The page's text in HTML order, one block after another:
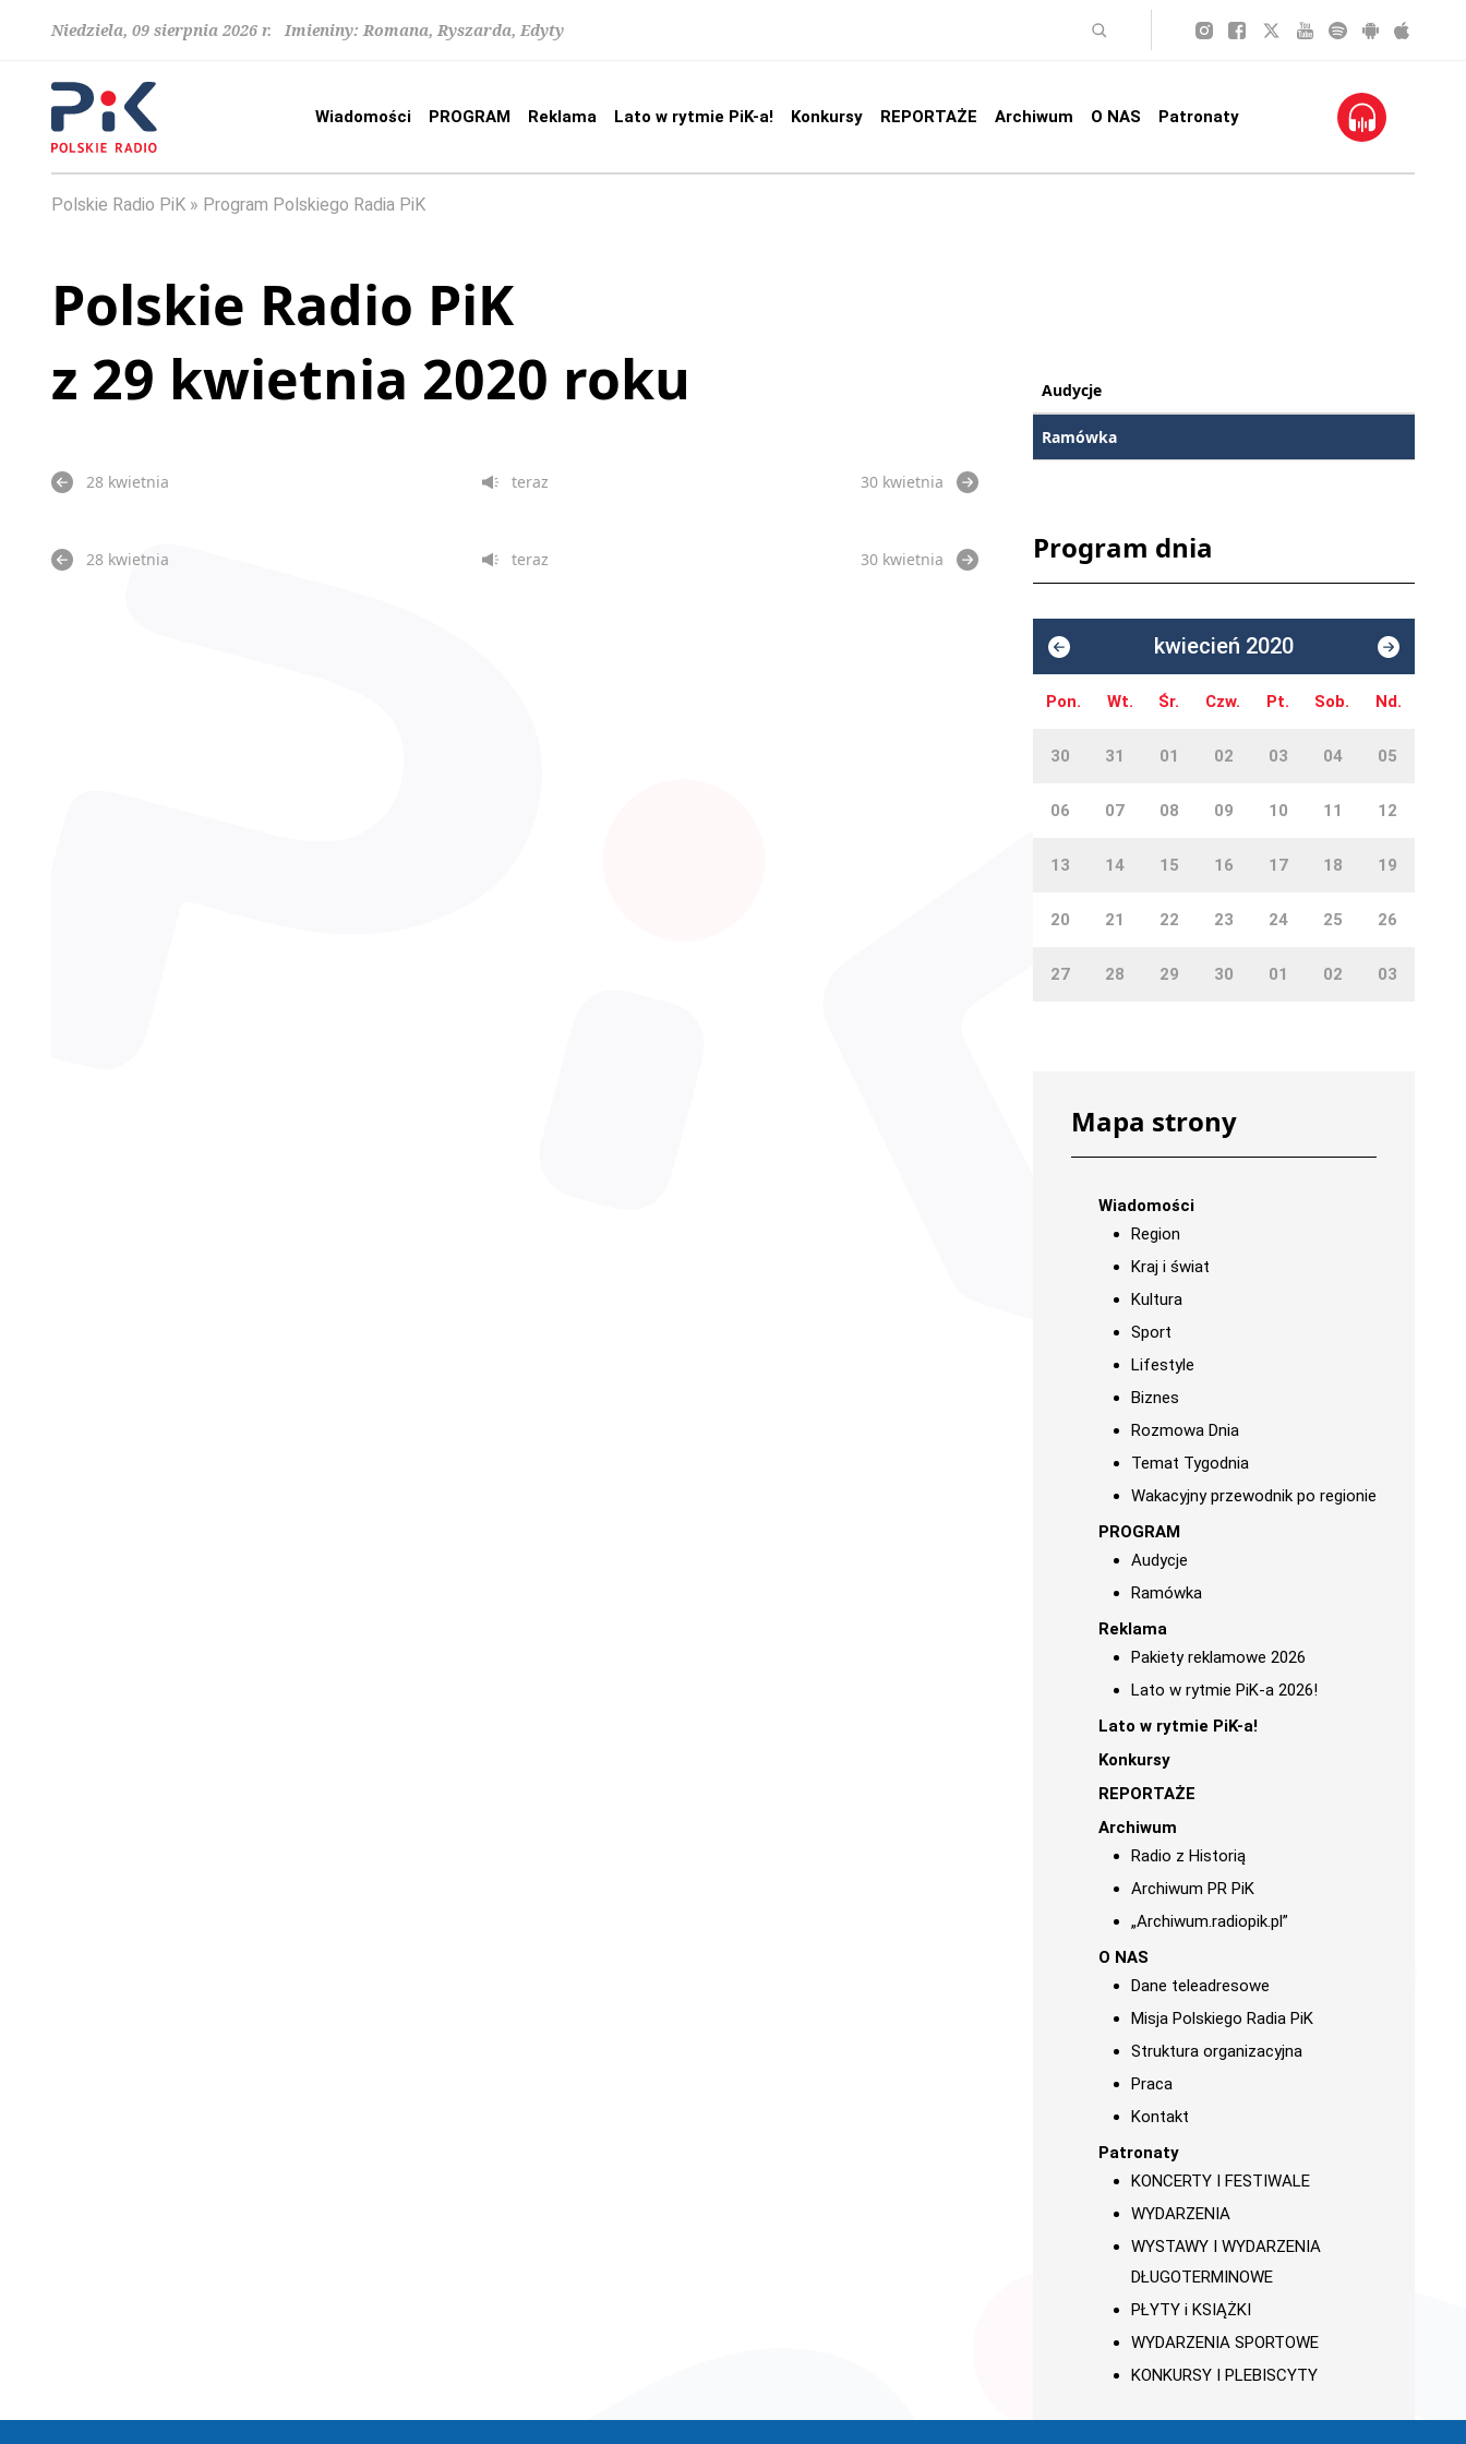
Niedziela, 09 sierpnia 2026 r. Imieniny: Romana, Ryszarda, Edyty
Wiadomości PROGRAM Reklama Lato w rytmie PiK-a! Konkursy REPORTAŻE Archiwum O NAS Patronaty
Polskie Radio PiK Program Polskiego Radia PiK
Polskie Radio PiK
z 29 kwietnia 2020 roku
28 kwietnia teraz 30 kwietnia
28 kwietnia teraz 30 kwietnia
Audycje
Ramówka
Program dnia
kwiecień 2020
Pon. Wt. Śr. Czw. Pt. Sob. Nd.
30 31 01 02 03 04 05
06 07 08 09 10 11 12
13 14 15 16 17 18 19
20 21 22 23 24 25 26
27 28 29 30 01 02 03
Mapa strony
Wiadomości
Region
Kraj i świat
Kultura
Sport
Lifestyle
Biznes
Rozmowa Dnia
Temat Tygodnia
Wakacyjny przewodnik po regionie
PROGRAM
Audycje
Ramówka
Reklama
Pakiety reklamowe 2026
Lato w rytmie PiK-a 2026!
Lato w rytmie PiK-a!
Konkursy
REPORTAŻE
Archiwum
Radio z Historią
Archiwum PR PiK
„Archiwum.radiopik.pl”
O NAS
Dane teleadresowe
Misja Polskiego Radia PiK
Struktura organizacyjna
Praca
Kontakt
Patronaty
KONCERTY I FESTIWALE
WYDARZENIA
WYSTAWY I WYDARZENIA
DŁUGOTERMINOWE
PŁYTY i KSIĄŻKI
WYDARZENIA SPORTOWE
KONKURSY I PLEBISCYTY